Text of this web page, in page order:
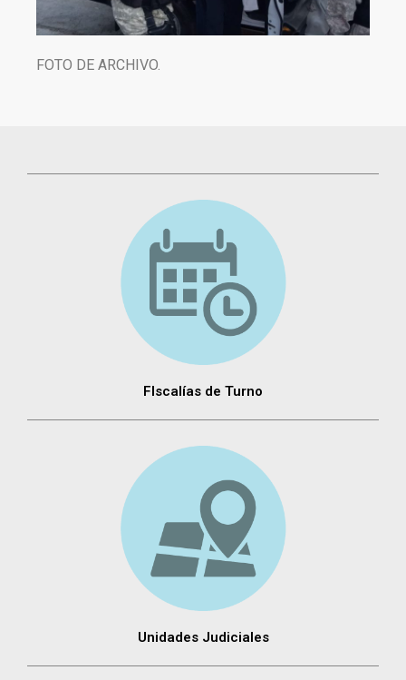
FOTO DE ARCHIVO.
FIscalías de Turno
Unidades Judiciales